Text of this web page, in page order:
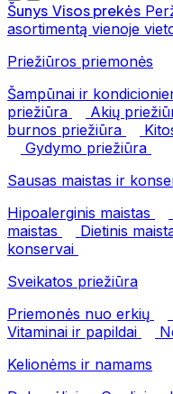
Šunys Visos prekės
asortimentą vienoje
Priežiūros priemonės
Šampūnai ir
priežiūra
Akių
burnos priežiūra
Gydymo priežiūra
Sausas maistas ir
Hipoalerginis maistas
maistas
Dietinis
konservai
Sveikatos priežiūra
Priemonės nuo erkių
Vitaminai ir papildai
Kelionėms ir namams